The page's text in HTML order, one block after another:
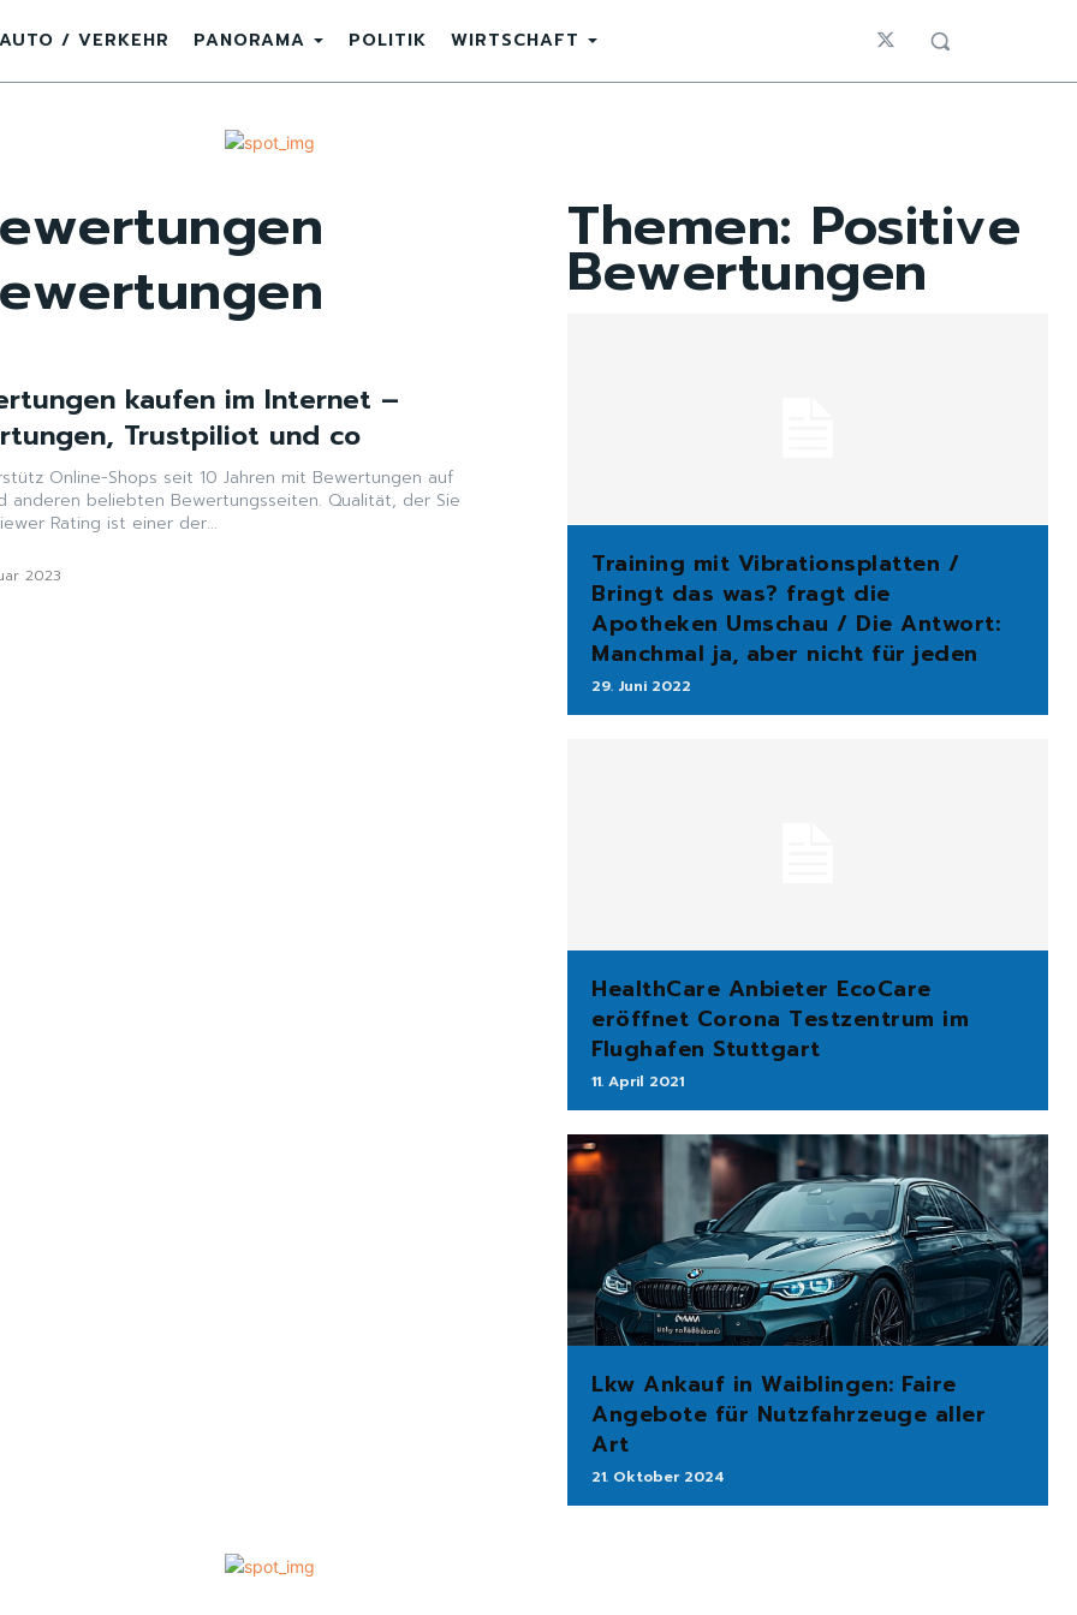
AUTO / VERKEHR PANORAMA POLITIK WIRTSCHAFT
kaufen im Internet –
Trustpiliot und co
Online-Shops seit 10 Jahren mit Bewertungen auf
anderen beliebten Bewertungsseiten. Qualität, der Sie
Rating ist einer der...
2023
Themen: Positive
Bewertungen
Training mit Vibrationsplatten /
Bringt das was? fragt die
Apotheken Umschau / Die Antwort:
Manchmal ja, aber nicht für jeden
29. Juni 2022
HealthCare Anbieter EcoCare
eröffnet Corona Testzentrum im
Flughafen Stuttgart
11. April 2021
Lkw Ankauf in Waiblingen: Faire
Angebote für Nutzfahrzeuge aller
Art
21. Oktober 2024